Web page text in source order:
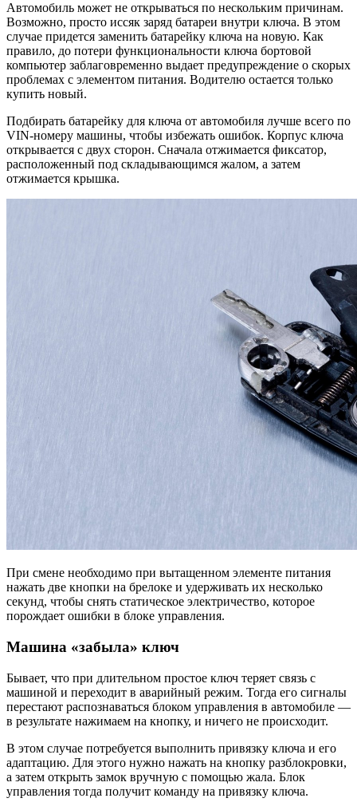
Автомобиль может не открываться по нескольким причинам.
Возможно, просто иссяк заряд батареи внутри ключа. В этом
случае придется заменить батарейку ключа на новую. Как
правило, до потери функциональности ключа бортовой
компьютер заблаговременно выдает предупреждение о скорых
проблемах с элементом питания. Водителю остается только
купить новый.
Подбирать батарейку для ключа от автомобиля лучше всего по
VIN-номеру машины, чтобы избежать ошибок. Корпус ключа
открывается с двух сторон. Сначала отжимается фиксатор,
расположенный под складывающимся жалом, а затем
отжимается крышка.
При смене необходимо при вытащенном элементе питания
нажать две кнопки на брелоке и удерживать их несколько
секунд, чтобы снять статическое электричество, которое
порождает ошибки в блоке управления.
Машина «забыла» ключ
Бывает, что при длительном простое ключ теряет связь с
машиной и переходит в аварийный режим. Тогда его сигналы
перестают распознаваться блоком управления в автомобиле —
в результате нажимаем на кнопку, и ничего не происходит.
В этом случае потребуется выполнить привязку ключа и его
адаптацию. Для этого нужно нажать на кнопку разблокровки,
а затем открыть замок вручную с помощью жала. Блок
управления тогда получит команду на привязку ключа.